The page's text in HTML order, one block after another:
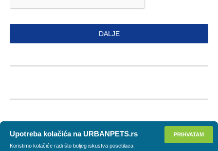
DALJE
PRIHVATAM
Upotreba kolačića na URBANPETS.rs
Koristimo kolačiće radi što boljeg iskustva posetilaca.